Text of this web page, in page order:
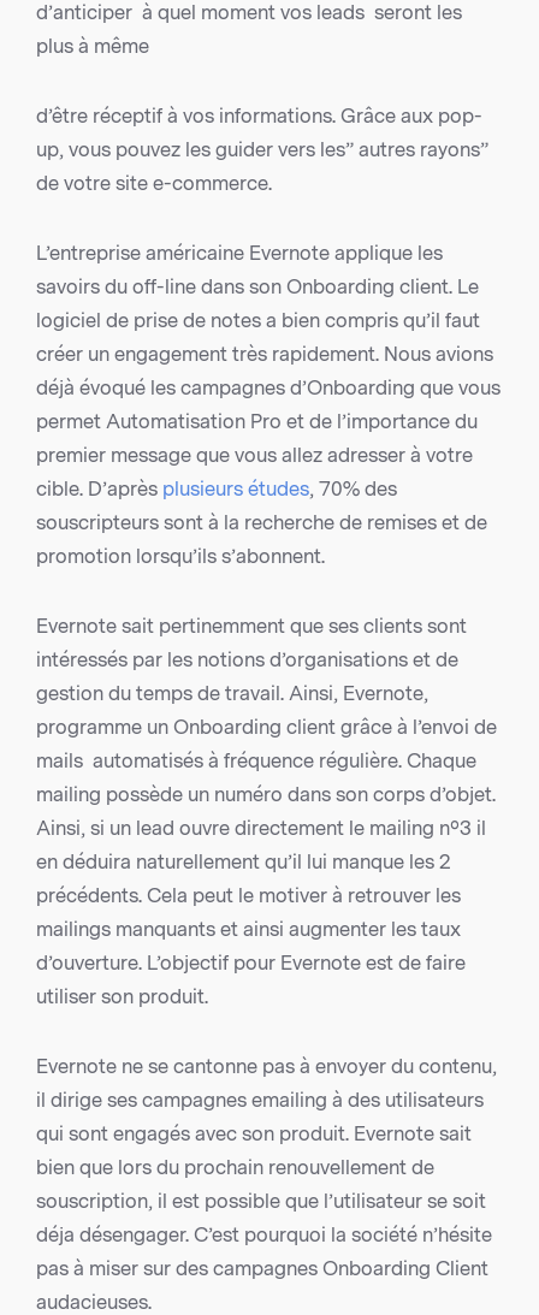
d’anticiper à quel moment vos leads seront les
plus à même
d’être réceptif à vos informations. Grâce aux pop-
up, vous pouvez les guider vers les” autres rayons”
de votre site e-commerce.
L’entreprise américaine Evernote applique les
savoirs du off-line dans son Onboarding client. Le
logiciel de prise de notes a bien compris qu’il faut
créer un engagement très rapidement. Nous avions
déjà évoqué les campagnes d’Onboarding que vous
permet Automatisation Pro et de l’importance du
premier message que vous allez adresser à votre
cible. D’après plusieurs études, 70% des
souscripteurs sont à la recherche de remises et de
promotion lorsqu’ils s’abonnent.
Evernote sait pertinemment que ses clients sont
intéressés par les notions d’organisations et de
gestion du temps de travail. Ainsi, Evernote,
programme un Onboarding client grâce à l’envoi de
mails automatisés à fréquence régulière. Chaque
mailing possède un numéro dans son corps d’objet.
Ainsi, si un lead ouvre directement le mailing nº3 il
en déduira naturellement qu’il lui manque les 2
précédents. Cela peut le motiver à retrouver les
mailings manquants et ainsi augmenter les taux
d’ouverture. L’objectif pour Evernote est de faire
utiliser son produit.
Evernote ne se cantonne pas à envoyer du contenu,
il dirige ses campagnes emailing à des utilisateurs
qui sont engagés avec son produit. Evernote sait
bien que lors du prochain renouvellement de
souscription, il est possible que l’utilisateur se soit
déja désengager. C’est pourquoi la société n’hésite
pas à miser sur des campagnes Onboarding Client
audacieuses.